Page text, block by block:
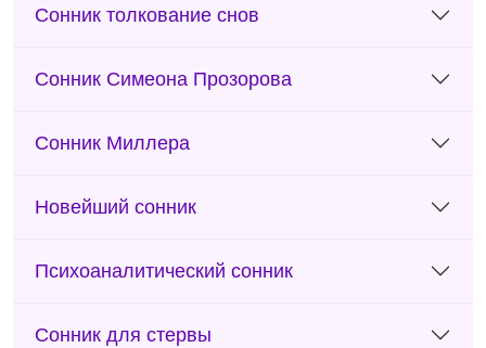
Сонник толкование снов
Сонник Симеона Прозорова
Сонник Миллера
Новейший сонник
Психоаналитический сонник
Сонник для стервы